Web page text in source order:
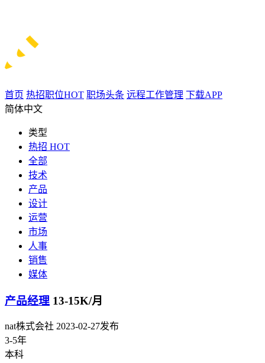
首页 热招职位HOT 职场头条 远程工作管理 下载APP
简体中文
类型
热招 HOT
全部
技术
产品
设计
运营
市场
人事
销售
媒体
产品经理 13-15K/月
nat株式会社 2023-02-27发布
3-5年
本科